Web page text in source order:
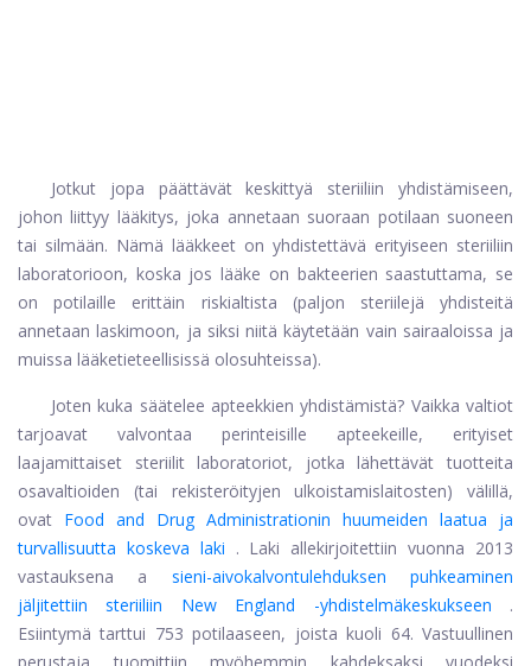
Jotkut jopa päättävät keskittyä steriiliin yhdistämiseen,
johon liittyy lääkitys, joka annetaan suoraan potilaan suoneen
tai silmään. Nämä lääkkeet on yhdistettävä erityiseen steriiliin
laboratorioon, koska jos lääke on bakteerien saastuttama, se
on potilaille erittäin riskialtista (paljon steriilejä yhdisteitä
annetaan laskimoon, ja siksi niitä käytetään vain sairaaloissa ja
muissa lääketieteellisissä olosuhteissa).
Joten kuka säätelee apteekkien yhdistämistä? Vaikka valtiot
tarjoavat valvontaa perinteisille apteekeille, erityiset
laajamittaiset steriilit laboratoriot, jotka lähettävät tuotteita
osavaltioiden (tai rekisteröityjen ulkoistamislaitosten) välillä,
ovat Food and Drug Administrationin huumeiden laatua ja
turvallisuutta koskeva laki . Laki allekirjoitettiin vuonna 2013
vastauksena a
sieni-aivokalvontulehduksen puhkeaminen
jäljitettiin steriiliin New England -yhdistelmäkeskukseen
.
Esiintymä tarttui 753 potilaaseen, joista kuoli 64. Vastuullinen